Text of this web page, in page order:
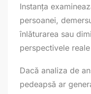
Instanța
persoanei,
înlăturarea sau
perspectivele
Dacă analiza de
pedeapsă ar